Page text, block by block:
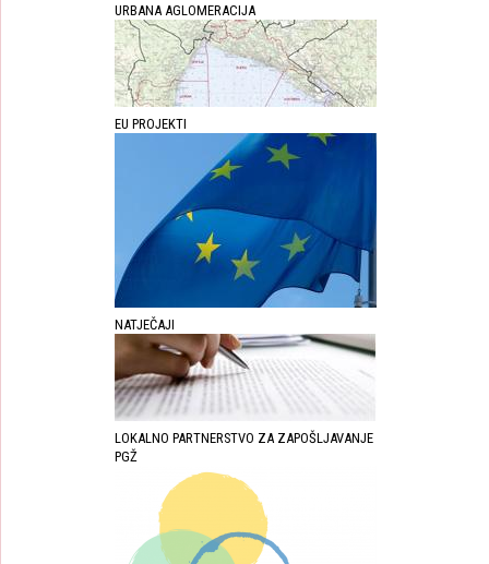
URBANA AGLOMERACIJA
EU PROJEKTI
NATJEČAJI
LOKALNO PARTNERSTVO ZA ZAPOŠLJAVANJE
PGŽ